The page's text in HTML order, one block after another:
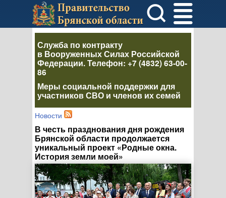
Служба по контракту
в Вооруженных Силах Российской
Федерации. Телефон: +7 (4832) 63-00-
86
Меры социальной поддержки для
участников СВО и членов их семей
Новости
В честь празднования дня рождения
Брянской области продолжается
уникальный проект «Родные окна.
История земли моей»